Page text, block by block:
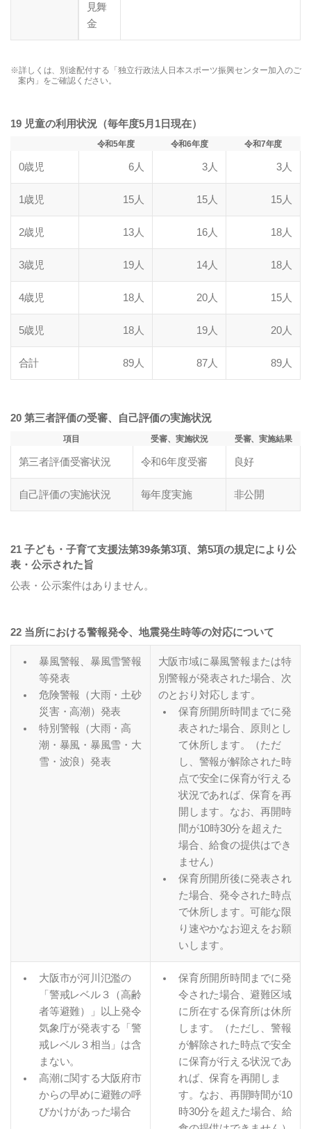
見舞
金
※詳しくは、別途配付する「独立行政法人日本スポーツ振興センター加入のご
案内」をご確認ください。
19 児童の利用状況（毎年度5月1日現在）
令和5年度 令和6年度 令和7年度
0歳児 6人 3人 3人
1歳児 15人 15人 15人
2歳児 13人 16人 18人
3歳児 19人 14人 18人
4歳児 18人 20人 15人
5歳児 18人 19人 20人
合計 89人 87人 89人
20 第三者評価の受審、自己評価の実施状況
項目 受審、実施状況 受審、実施結果
第三者評価受審状況 令和6年度受審 良好
自己評価の実施状況 毎年度実施 非公開
21 子ども・子育て支援法第39条第3項、第5項の規定により公
表・公示された旨
公表・公示案件はありません。
22 当所における警報発令、地震発生時等の対応について
暴風警報、暴風雪警報
等発表
危険警報（大雨・土砂
災害・高潮）発表
特別警報（大雨・高
潮・暴風・暴風雪・大
雪・波浪）発表
大阪市域に暴風警報または特
別警報が発表された場合、次
のとおり対応します。
保育所開所時間までに発
表された場合、原則とし
て休所します。（ただ
し、警報が解除された時
点で安全に保育が行える
状況であれば、保育を再
開します。なお、再開時
間が10時30分を超えた
場合、給食の提供はでき
ません）
保育所開所後に発表され
た場合、発令された時点
で休所します。可能な限
り速やかなお迎えをお願
いします。
大阪市が河川氾濫の
「警戒レベル３（高齢
者等避難）」以上発令
気象庁が発表する「警
戒レベル３相当」は含
まない。
高潮に関する大阪府市
からの早めに避難の呼
びかけがあった場合
保育所開所時間までに発
令された場合、避難区域
に所在する保育所は休所
します。（ただし、警報
が解除された時点で安全
に保育が行える状況であ
れば、保育を再開しま
す。なお、再開時間が10
時30分を超えた場合、給